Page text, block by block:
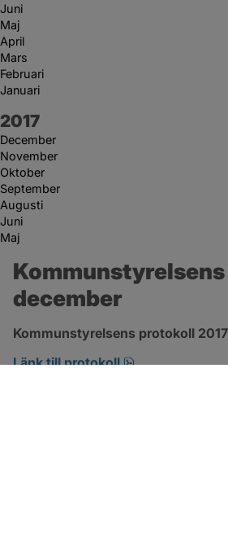
Juni
Maj
April
Mars
Februari
Januari
År:
2017
December
November
Oktober
September
Augusti
Juni
Maj
december
Kommunstyrelsens protokoll
Länk till protokoll
pdf, 123.1 kB,